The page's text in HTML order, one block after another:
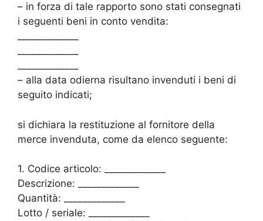
– in forza di tale rapporto sono stati consegnati
i seguenti beni in conto vendita:
– alla data odierna risultano invenduti i beni di
seguito indicati;
si dichiara la restituzione al fornitore della
merce invenduta, come da elenco seguente:
1. Codice articolo: _____________
Descrizione: _____________
Quantità: _____________
Lotto / seriale: _____________